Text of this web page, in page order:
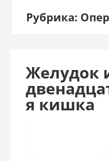
Рубрика:
Желудок
я кишка